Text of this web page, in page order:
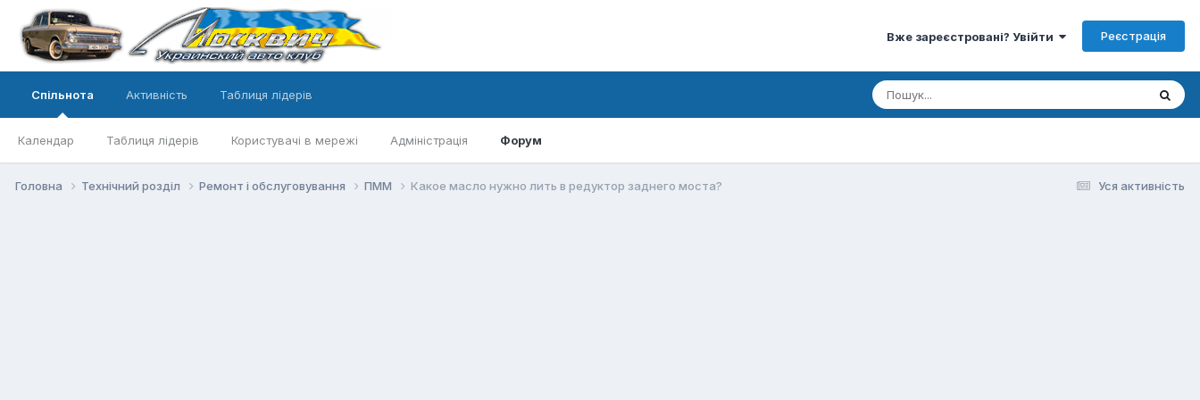
Вже зареєстровані? Увійти Реєстрація
Спільнота
Календар Таблиця лідерів Користувачі в мережі Адміністрація Форум
Активність Таблиця лідерів
Уся активність
Головна Технічний розділ Ремонт і обслуговування ПММ Какое масло нужно лить в редуктор заднего моста?